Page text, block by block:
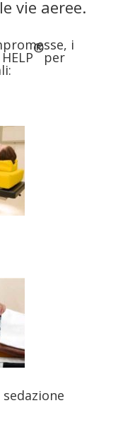
vie aeree.
i
®
per